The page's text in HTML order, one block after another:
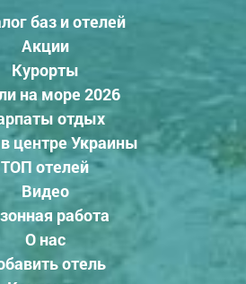
баз и отелей
Акции
Курорты
на море 2026
отдых
центре Украины
ТОП отелей
Видео
работа
О нас
отель